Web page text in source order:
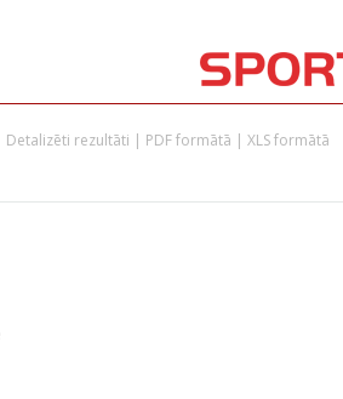
Detalizēti rezultāti | PDF formātā | XLS formātā